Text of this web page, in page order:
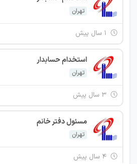
تهران
استخدام حسابدار
تهران
مسئول دفتر خانم
تهران